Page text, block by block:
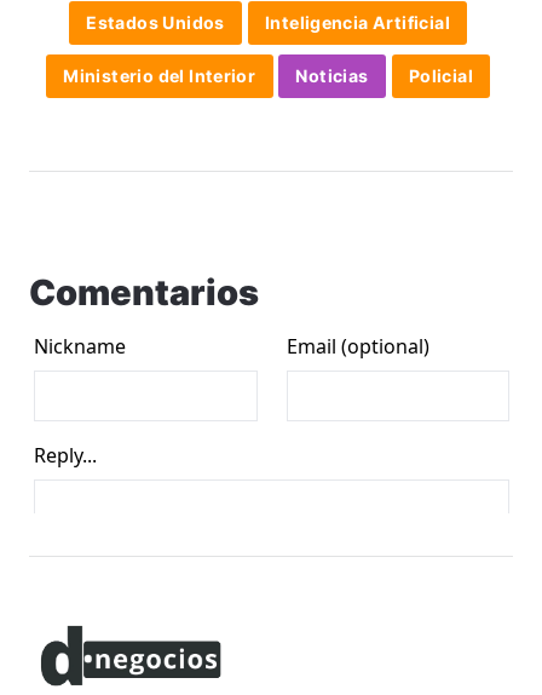
Estados Unidos Inteligencia Artificial
Ministerio del Interior Noticias Policial
Comentarios